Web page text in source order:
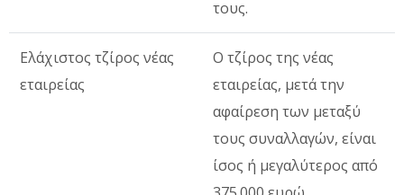
τους.
Ελάχιστος τζίρος νέας
εταιρείας
Ο τζίρος της νέας
εταιρείας, μετά την
αφαίρεση των μεταξύ
τους συναλλαγών, είναι
ίσος ή μεγαλύτερος από